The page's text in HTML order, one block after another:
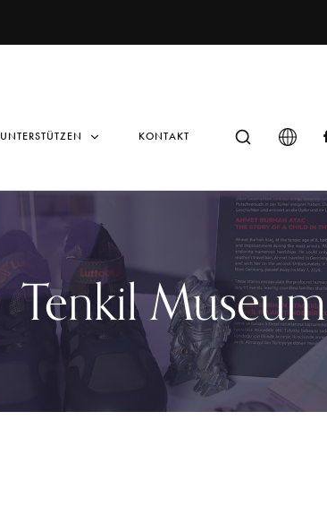
UNTERSTÜTZEN KONTAKT
Tenkil Museum